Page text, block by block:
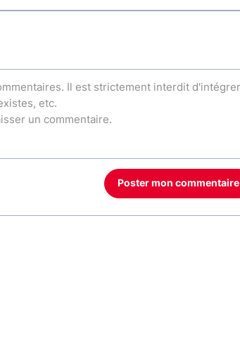
Poster mon commentaire